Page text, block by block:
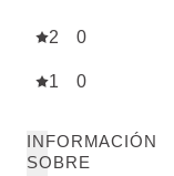
2 0
1 0
INFORMACIÓN
SOBRE